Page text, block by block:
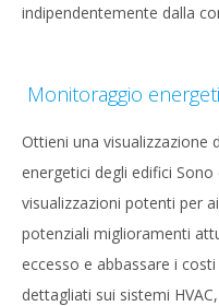
indipendentemente dalla
Monitoraggio
Ottieni una visualizzazione
energetici degli edifici
visualizzazioni potenti per
potenziali miglioramenti
eccesso e abbassare i
dettagliati sui sistemi